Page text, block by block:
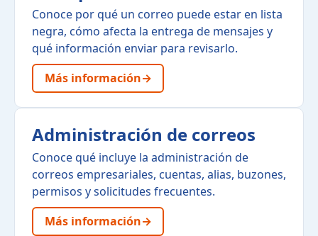
Conoce por qué un correo puede estar en lista
negra, cómo afecta la entrega de mensajes y
qué información enviar para revisarlo.
Más información→
Administración de correos
Conoce qué incluye la administración de
correos empresariales, cuentas, alias, buzones,
permisos y solicitudes frecuentes.
Más información→